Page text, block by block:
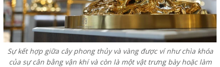
Sự kết hợp giữa cây phong thủy và vàng được ví như chìa khóa
của sự cân bằng vận khí và còn là một vật trưng bày hoặc làm